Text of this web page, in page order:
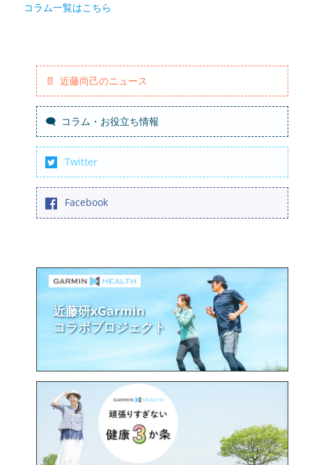
コラム一覧はこちら
近藤尚己のニュース
コラム・お役立ち情報
Twitter
Facebook
近藤研xGarmin
コラボプロジェクト